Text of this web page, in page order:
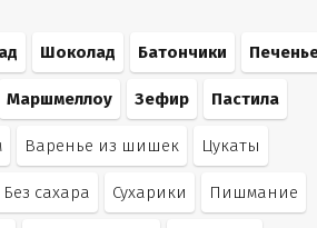
Шоколад Батончики
Маршмеллоу Зефир Пастила
Варенье из шишек Цукаты
Без сахара Сухарики Пишмание